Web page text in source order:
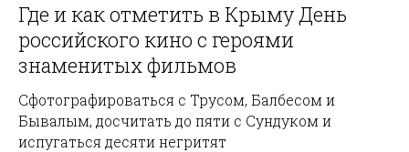
Где и как отметить в Крыму День
российского кино с героями
знаменитых фильмов
Сфотографироваться с Трусом, Балбесом и
Бывалым, досчитать до пяти с Сундуком и
испугаться десяти негритят